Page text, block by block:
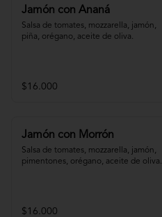
Jamón con Ananá
Salsa de tomates, mozzarella, jamón,
piña, orégano, aceite de oliva.
$16.000
Jamón con Morrón
Salsa de tomates, mozzarella, jamón,
pimentones, orégano, aceite de oliva.
$16.000